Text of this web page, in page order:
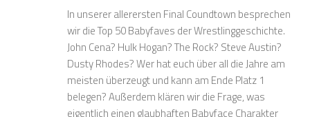
In unserer allerersten Final Coundtown besprechen
wir die Top 50 Babyfaves der Wrestlinggeschichte.
John Cena? Hulk Hogan? The Rock? Steve Austin?
Dusty Rhodes? Wer hat euch über all die Jahre am
meisten überzeugt und kann am Ende Platz 1
belegen? Außerdem klären wir die Frage, was
eigentlich einen glaubhaften Babyface Charakter